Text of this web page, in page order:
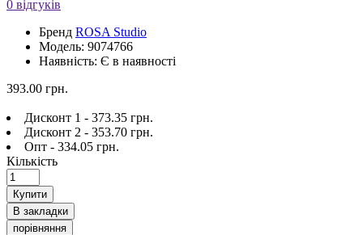
0 відгуків
Бренд ROSA Studio
Модель: 9074766
Наявність: Є в наявності
393.00 грн.
Дисконт 1 - 373.35 грн.
Дисконт 2 - 353.70 грн.
Опт - 334.05 грн.
Кількість
Купити
В закладки
порівняння